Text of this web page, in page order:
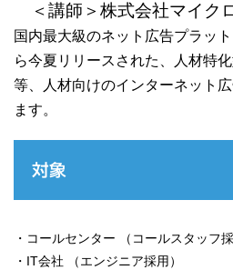
＜講師＞株式会社マイク
国内最大級のネット広告プラッ
ら今夏リリースされた、人材特
等、人材向けのインターネット
ます。
対象
・コールセンター （コールスタッフ採
・IT会社 （エンジニア採用）